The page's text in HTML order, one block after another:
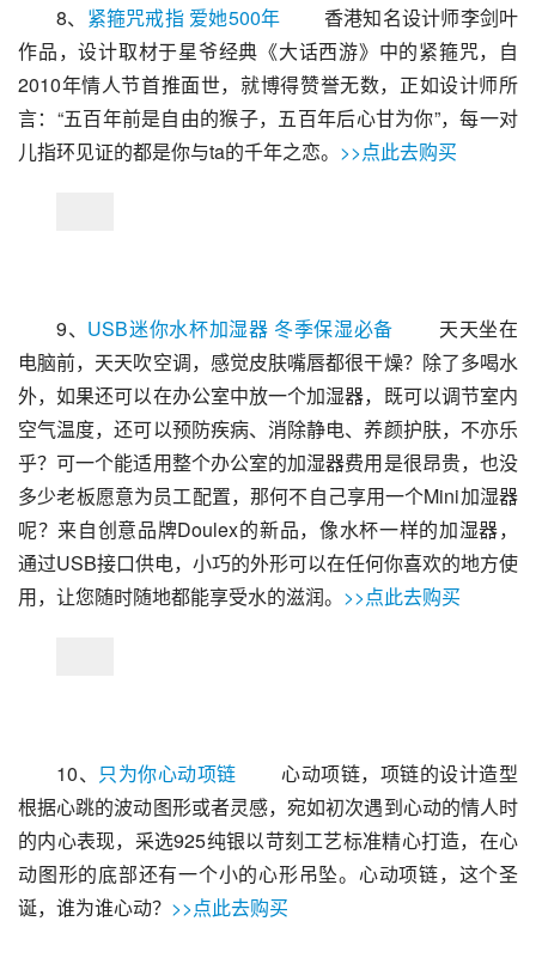
8、 紧箍咒戒指 爱她500年 香港知名设计师李剑叶
作品，设计取材于星爷经典《大话西游》中的紧箍咒，自
2010年情人节首推面世，就博得赞誉无数，正如设计师所
言：“五百年前是自由的猴子，五百年后心甘为你”，每一对
儿指环见证的都是你与ta的千年之恋。 >>点此去购买
9、 USB迷你水杯加湿器 冬季保湿必备 天天坐在
电脑前，天天吹空调，感觉皮肤嘴唇都很干燥？除了多喝水
外，如果还可以在办公室中放一个加湿器，既可以调节室内
空气温度，还可以预防疾病、消除静电、养颜护肤，不亦乐
乎？可一个能适用整个办公室的加湿器费用是很昂贵，也没
多少老板愿意为员工配置，那何不自己享用一个Mini加湿器
呢？来自创意品牌Doulex的新品，像水杯一样的加湿器，
通过USB接口供电，小巧的外形可以在任何你喜欢的地方使
用，让您随时随地都能享受水的滋润。 >>点此去购买
10、 只为你心动项链 心动项链，项链的设计造型
根据心跳的波动图形或者灵感，宛如初次遇到心动的情人时
的内心表现，采选925纯银以苛刻工艺标准精心打造，在心
动图形的底部还有一个小的心形吊坠。心动项链，这个圣
诞，谁为谁心动？ >>点此去购买